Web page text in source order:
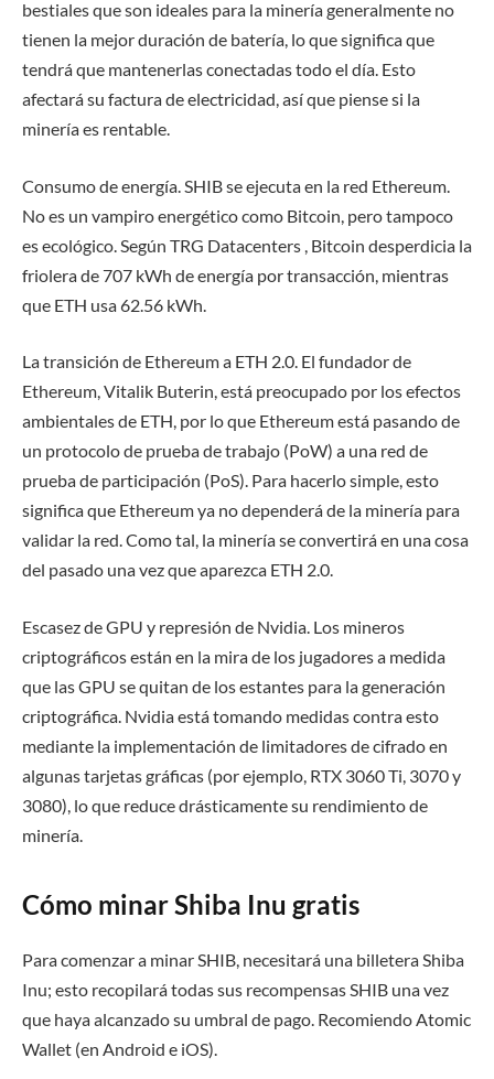
bestiales que son ideales para la minería generalmente no
tienen la mejor duración de batería, lo que significa que
tendrá que mantenerlas conectadas todo el día. Esto
afectará su factura de electricidad, así que piense si la
minería es rentable.
Consumo de energía. SHIB se ejecuta en la red Ethereum.
No es un vampiro energético como Bitcoin, pero tampoco
es ecológico. Según TRG Datacenters , Bitcoin desperdicia la
friolera de 707 kWh de energía por transacción, mientras
que ETH usa 62.56 kWh.
La transición de Ethereum a ETH 2.0. El fundador de
Ethereum, Vitalik Buterin, está preocupado por los efectos
ambientales de ETH, por lo que Ethereum está pasando de
un protocolo de prueba de trabajo (PoW) a una red de
prueba de participación (PoS). Para hacerlo simple, esto
significa que Ethereum ya no dependerá de la minería para
validar la red. Como tal, la minería se convertirá en una cosa
del pasado una vez que aparezca ETH 2.0.
Escasez de GPU y represión de Nvidia. Los mineros
criptográficos están en la mira de los jugadores a medida
que las GPU se quitan de los estantes para la generación
criptográfica. Nvidia está tomando medidas contra esto
mediante la implementación de limitadores de cifrado en
algunas tarjetas gráficas (por ejemplo, RTX 3060 Ti, 3070 y
3080), lo que reduce drásticamente su rendimiento de
minería.
Cómo minar Shiba Inu gratis
Para comenzar a minar SHIB, necesitará una billetera Shiba
Inu; esto recopilará todas sus recompensas SHIB una vez
que haya alcanzado su umbral de pago. Recomiendo Atomic
Wallet (en Android e iOS).